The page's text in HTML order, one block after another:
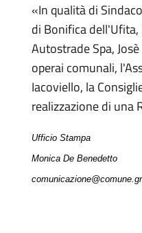
«In qualità di
di Bonifica dell'Ufita,
Autostrade Spa,
operai comunali,
Iacoviello, la
realizzazione di una
Ufficio Stampa
Monica De Benedetto